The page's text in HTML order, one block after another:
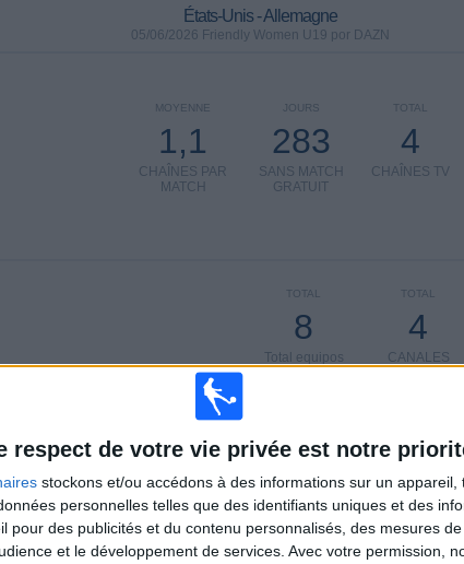
respect de votre vie privée est notre
stockons et/ou accédons à des informations sur un appareil,
personnelles telles que des identifiants uniques et des
pour des publicités et du contenu personnalisés, des mesures
et le développement de services. Avec votre permission,
États-Unis - Allemagne
05/06/2026 Friendly Women U19 por DAZN
TOTAL
4
CHAÎNES TV
JOURS
283
SANS MATCH
GRATUIT
MOYENNE
1,1
CHAÎNES PAR
MATCH
TOTAL
4
CANALES
TOTAL
8
Total equipos
Classement des équipes par nombre de matchs en clair
Allemagne
4 (57,14%)
France
3 (42,86%)
Espagne
1 (14,29%)
Pays-Bas
1 (14,29%)
Suisse
1 (14,29%)